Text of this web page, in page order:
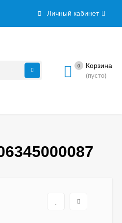
Личный кабинет
0 Корзина
(пусто)